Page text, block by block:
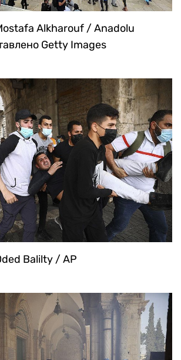
Alkharouf / Anadolu
Getty Images
Balilty / AP